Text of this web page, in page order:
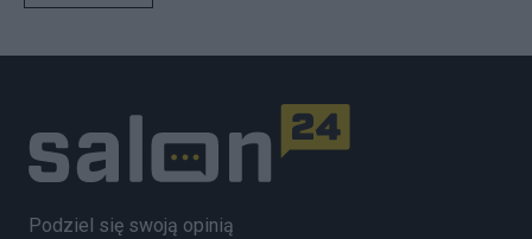
Podziel się swoją opinią